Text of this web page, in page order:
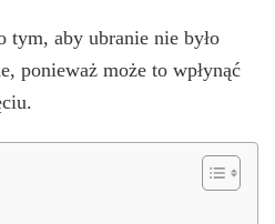
tym, aby ubranie nie było
ponieważ może to wpłynąć